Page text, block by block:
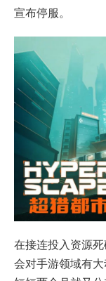
宣布停服。
在接连投入资源
会对手游领域有